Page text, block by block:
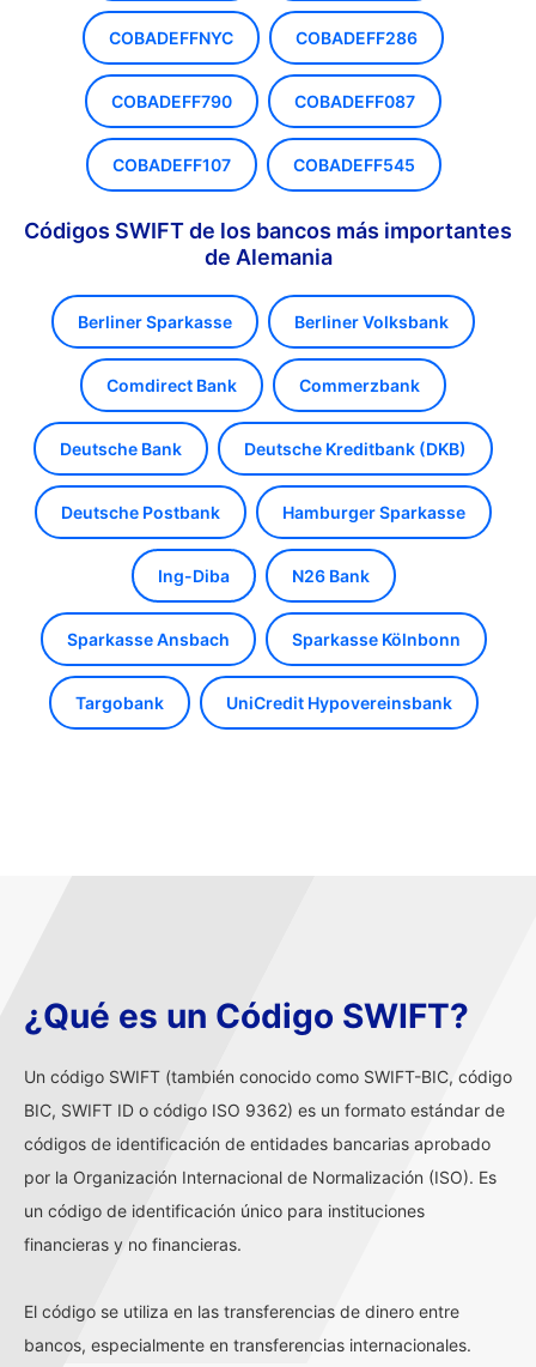
COBADEFFNYC COBADEFF286
COBADEFF790 COBADEFF087
COBADEFF107 COBADEFF545
Códigos SWIFT de los bancos más importantes
de Alemania
Berliner Sparkasse Berliner Volksbank
Comdirect Bank Commerzbank
Deutsche Bank Deutsche Kreditbank (DKB)
Deutsche Postbank Hamburger Sparkasse
Ing-Diba N26 Bank
Sparkasse Ansbach Sparkasse Kölnbonn
Targobank UniCredit Hypovereinsbank
¿Qué es un Código SWIFT?
Un código SWIFT (también conocido como SWIFT-BIC, código
BIC, SWIFT ID o código ISO 9362) es un formato estándar de
códigos de identificación de entidades bancarias aprobado
por la Organización Internacional de Normalización (ISO). Es
un código de identificación único para instituciones
financieras y no financieras.
El código se utiliza en las transferencias de dinero entre
bancos, especialmente en transferencias internacionales.